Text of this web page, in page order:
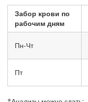
Забор крови по
рабочим дням
Пн-Чт
Пт